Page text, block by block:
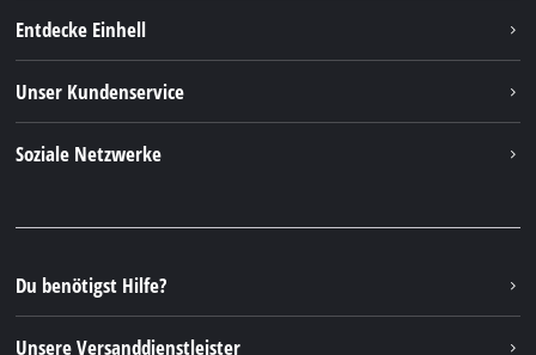
Entdecke Einhell
Nachhaltigkeit
Unser Kundenservice
FAQs
Rücksendungen / Widerruf
Soziale Netzwerke
Instagram
TikTok
Du benötigst Hilfe?
Unsere Versanddienstleister